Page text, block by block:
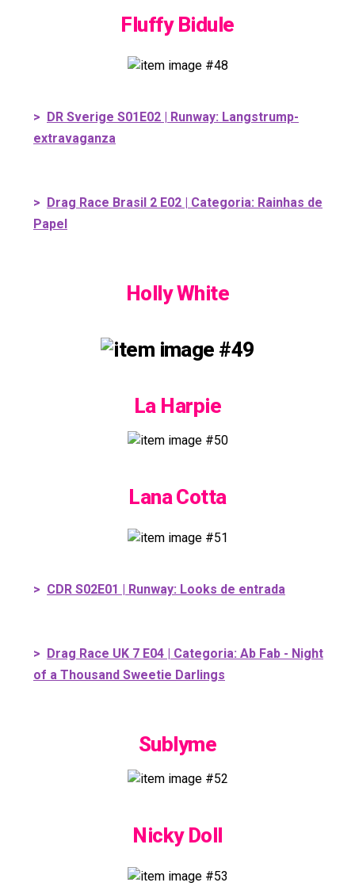
Fluffy Bidule
> DR Sverige S01E02 | Runway: Langstrump-
extravaganza
> Drag Race Brasil 2 E02 | Categoria: Rainhas de
Papel
Holly White
La Harpie
Lana Cotta
> CDR S02E01 | Runway: Looks de entrada
> Drag Race UK 7 E04 | Categoria: Ab Fab - Night
of a Thousand Sweetie Darlings
Sublyme
Nicky Doll